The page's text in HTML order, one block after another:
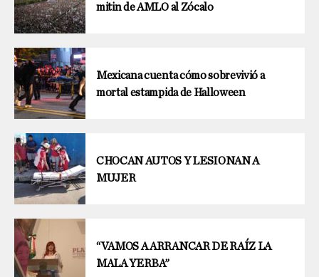
mitin de AMLO al Zócalo
Mexicana cuenta cómo sobrevivió a
mortal estampida de Halloween
CHOCAN AUTOS Y LESIONAN A
MUJER
“VAMOS A ARRANCAR DE RAÍZ LA
MALA YERBA”